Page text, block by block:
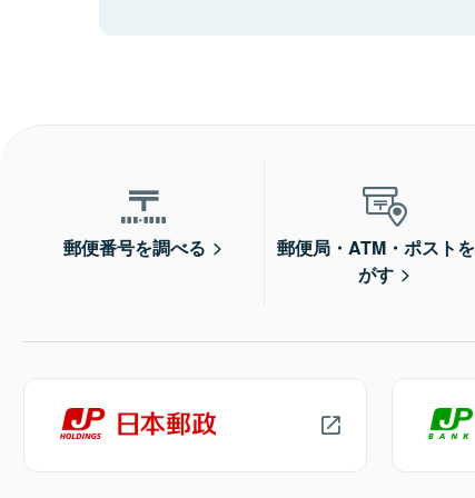
郵便番号を調べる
郵便局・ATM・ポスト
がす